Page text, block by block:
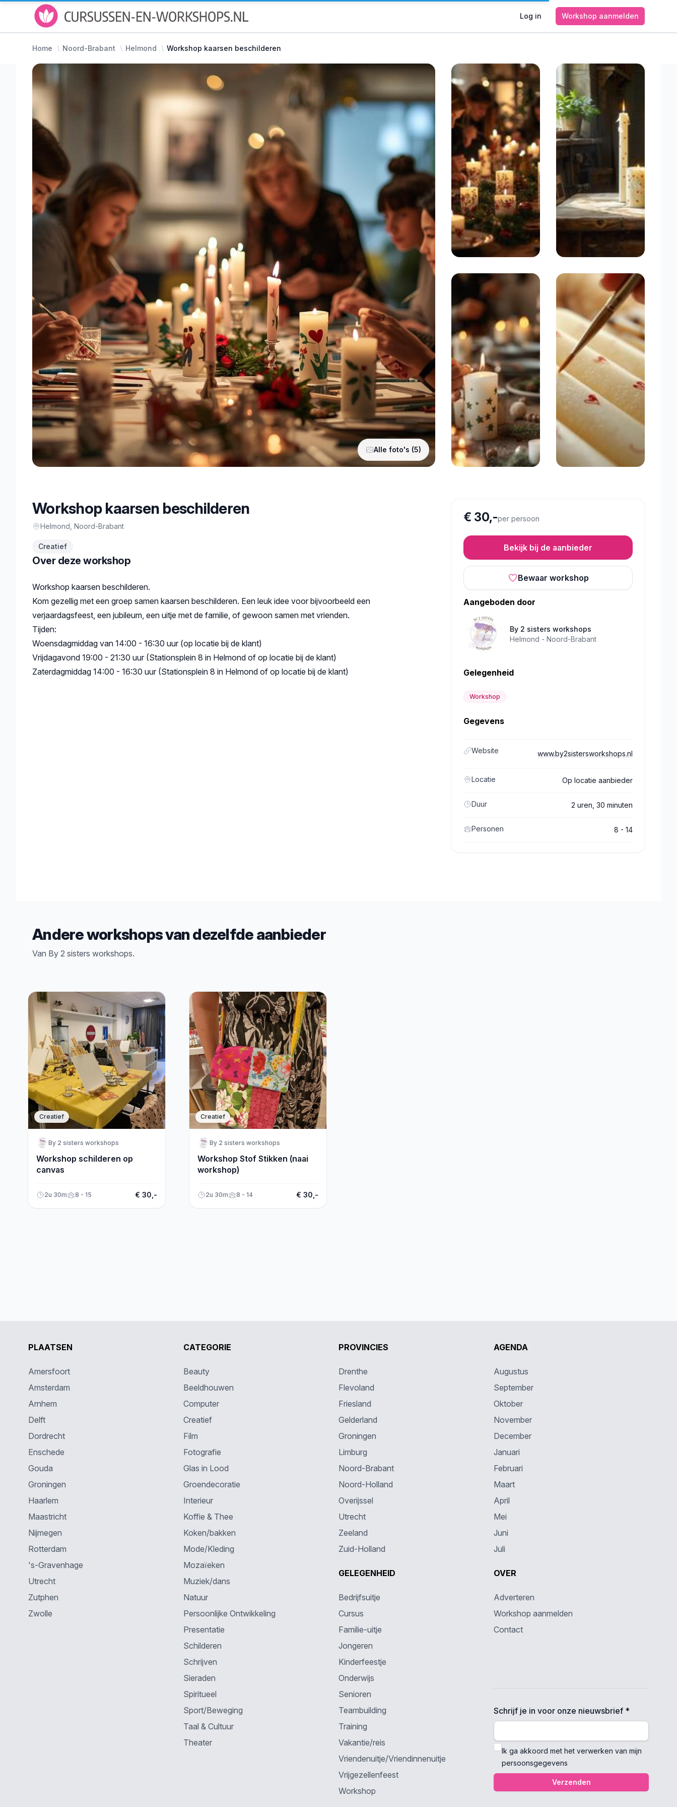
Log in Workshop aanmelden
Home Noord-Brabant Helmond Workshop kaarsen beschilderen
Alle foto's (5)
Workshop kaarsen beschilderen
Helmond , Noord-Brabant
Creatief
€ 30,-per persoon
Bekijk bij de aanbieder
Bewaar workshop
Aangeboden door
By 2 sisters workshops
Helmond - Noord-Brabant
Gelegenheid
Workshop
Gegevens
Website www.by2sistersworkshops.nl
Locatie Op locatie aanbieder
Duur 2 uren, 30 minuten
Personen 8 - 14
Over deze workshop
Beschrijving
Workshop kaarsen beschilderen.
Kom gezellig met een groep samen kaarsen beschilderen. Een leuk idee voor bijvoorbeeld een
verjaardagsfeest, een jubileum, een uitje met de familie, of gewoon samen met vrienden.
Tijden:
Woensdagmiddag van 14:00 - 16:30 uur (op locatie bij de klant)
Vrijdagavond 19:00 - 21:30 uur (Stationsplein 8 in Helmond of op locatie bij de klant)
Zaterdagmiddag 14:00 - 16:30 uur (Stationsplein 8 in Helmond of op locatie bij de klant)
Andere workshops van dezelfde aanbieder
Van By 2 sisters workshops.
Creatief
By 2 sisters workshops
Workshop schilderen op
canvas
2u 30m 8 - 15 € 30,-
Creatief
By 2 sisters workshops
Workshop Stof Stikken (naai
workshop)
2u 30m 8 - 14 € 30,-
PLAATSEN
Amersfoort
Amsterdam
Arnhem
Delft
Dordrecht
Enschede
Gouda
Groningen
Haarlem
Maastricht
Nijmegen
Rotterdam
's-Gravenhage
Utrecht
Zutphen
Zwolle
CATEGORIE
Beauty
Beeldhouwen
Computer
Creatief
Film
Fotografie
Glas in Lood
Groendecoratie
Interieur
Koffie & Thee
Koken/bakken
Mode/Kleding
Mozaïeken
Muziek/dans
Natuur
Persoonlijke Ontwikkeling
Presentatie
Schilderen
Schrijven
Sieraden
Spiritueel
Sport/Beweging
Taal & Cultuur
Theater
PROVINCIES
Drenthe
Flevoland
Friesland
Gelderland
Groningen
Limburg
Noord-Brabant
Noord-Holland
Overijssel
Utrecht
Zeeland
Zuid-Holland
GELEGENHEID
Bedrijfsuitje
Cursus
Familie-uitje
Jongeren
Kinderfeestje
Onderwijs
Senioren
Teambuilding
Training
Vakantie/reis
Vriendenuitje/Vriendinnenuitje
Vrijgezellenfeest
Workshop
AGENDA
Augustus
September
Oktober
November
December
Januari
Februari
Maart
April
Mei
Juni
Juli
OVER
Adverteren
Workshop aanmelden
Contact
Schrijf je in voor onze nieuwsbrief *
Ik ga akkoord met het verwerken van mijn
persoonsgegevens
Verzenden